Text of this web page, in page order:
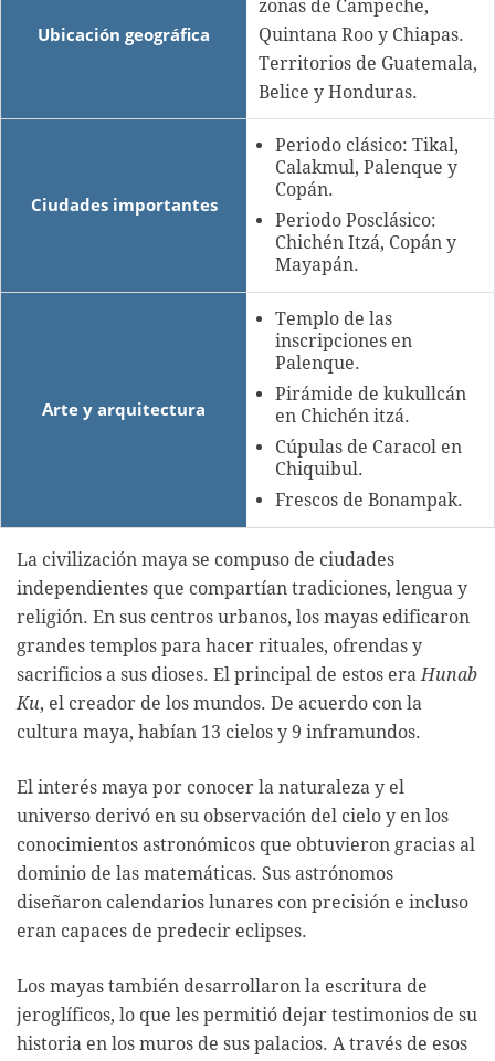
Ubicación geográfica
zonas de Campeche,
Quintana Roo y Chiapas.
Territorios de Guatemala,
Belice y Honduras.
Ciudades importantes
Periodo clásico: Tikal,
Calakmul, Palenque y
Copán.
Periodo Posclásico:
Chichén Itzá, Copán y
Mayapán.
Arte y arquitectura
Templo de las
inscripciones en
Palenque.
Pirámide de kukullcán
en Chichén itzá.
Cúpulas de Caracol en
Chiquibul.
Frescos de Bonampak.
La civilización maya se compuso de ciudades
independientes que compartían tradiciones, lengua y
religión. En sus centros urbanos, los mayas edificaron
grandes templos para hacer rituales, ofrendas y
sacrificios a sus dioses. El principal de estos eraHunab
Ku, el creador de los mundos. De acuerdo con la
cultura maya, habían 13 cielos y 9 inframundos.
El interés maya por conocer la naturaleza y el
universo derivó en su observación del cielo y en los
conocimientos astronómicos que obtuvieron gracias al
dominio de las matemáticas. Sus astrónomos
diseñaron calendarios lunares con precisión e incluso
eran capaces de predecir eclipses.
Los mayas también desarrollaron la escritura de
jeroglíficos, lo que les permitió dejar testimonios de su
historia en los muros de sus palacios. A través de esos